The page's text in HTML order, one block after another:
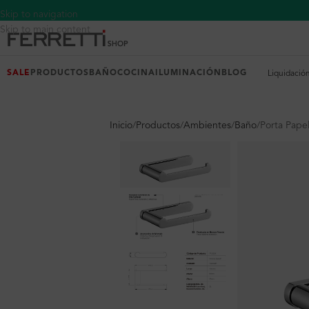
Skip to navigation
Skip to main content
SALE PRODUCTOS BAÑOCOCINA ILUMINACIÓN BLOG Liquidación
Inicio Productos Ambientes Baño Porta